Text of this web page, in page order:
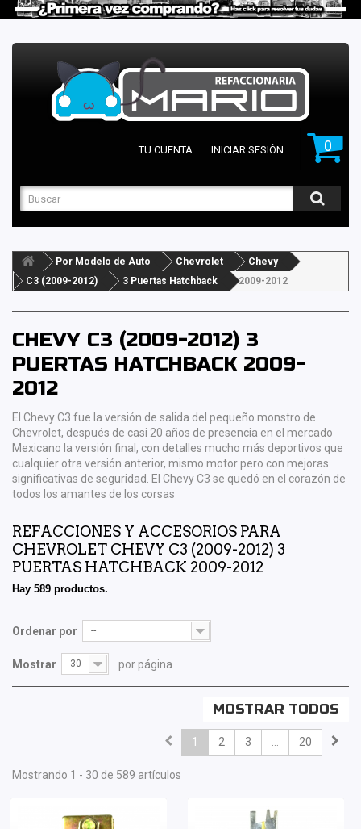
0
TU CUENTA INICIAR SESIÓN
Por Modelo de Auto Chevrolet
Chevy
C3 (2009-2012)
3 Puertas Hatchback 2009-2012
CHEVY C3 (2009-2012) 3
PUERTAS HATCHBACK 2009-
2012
El Chevy C3 fue la versión de salida del pequeño monstro de
Chevrolet, después de casi 20 años de presencia en el mercado
Mexicano la versión final, con detalles mucho más deportivos que
cualquier otra versión anterior, mismo motor pero con mejoras
significativas de seguridad. El Chevy C3 se quedó en el corazón de
todos los amantes de los corsas
REFACCIONES Y ACCESORIOS PARA
CHEVROLET CHEVY C3 (2009-2012) 3
PUERTAS HATCHBACK 2009-2012
Hay 589 productos.
Ordenar por --
Mostrar 30 por página
MOSTRAR TODOS
1 2 3 ... 20
Mostrando 1 - 30 de 589 artículos